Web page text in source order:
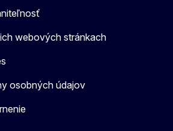
webových stránkach
osobných údajov